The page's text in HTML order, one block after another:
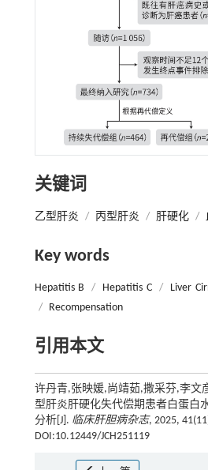
关键词
乙型肝炎 / 丙型肝炎 / 肝硬化 /
Key words
Hepatitis B / Hepatitis C / Liver
/
Recompensation
引用本文
许丹青,张映媛,尚靖茹,撒采芬,李文
型肝炎肝硬化失代偿期患者白蛋白
分析[J]. 临床肝胆病杂志, 2025,
DOI:10.12449/JCH251119